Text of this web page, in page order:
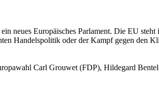
neues Europäisches Parlament. Die EU
Handelspolitik oder der Kampf gegen den
Carl Grouwet (FDP), Hildegard